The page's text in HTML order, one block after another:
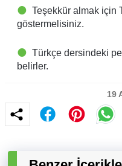
Teşekkür almak için
göstermelisiniz.
Türkçe dersindeki
belirler.
19